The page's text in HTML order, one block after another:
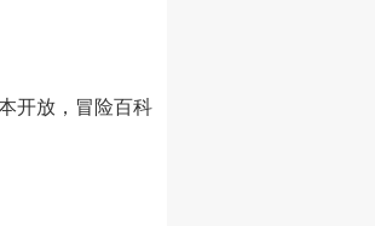
开放，冒险百科